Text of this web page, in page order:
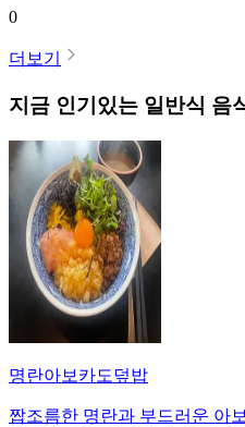
0
더보기
지금 인기있는 일반식 음
명란아보카도덮밥
짭조름한 명란과 부드러운 아